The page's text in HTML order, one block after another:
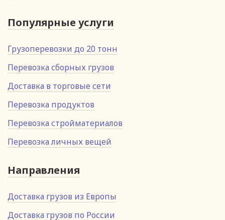
Популярные услуги
Грузоперевозки до 20 тонн
Перевозка сборных грузов
Доставка в торговые сети
Перевозка продуктов
Перевозка стройматериалов
Перевозка личных вещей
Направления
Доставка грузов из Европы
Доставка грузов по России